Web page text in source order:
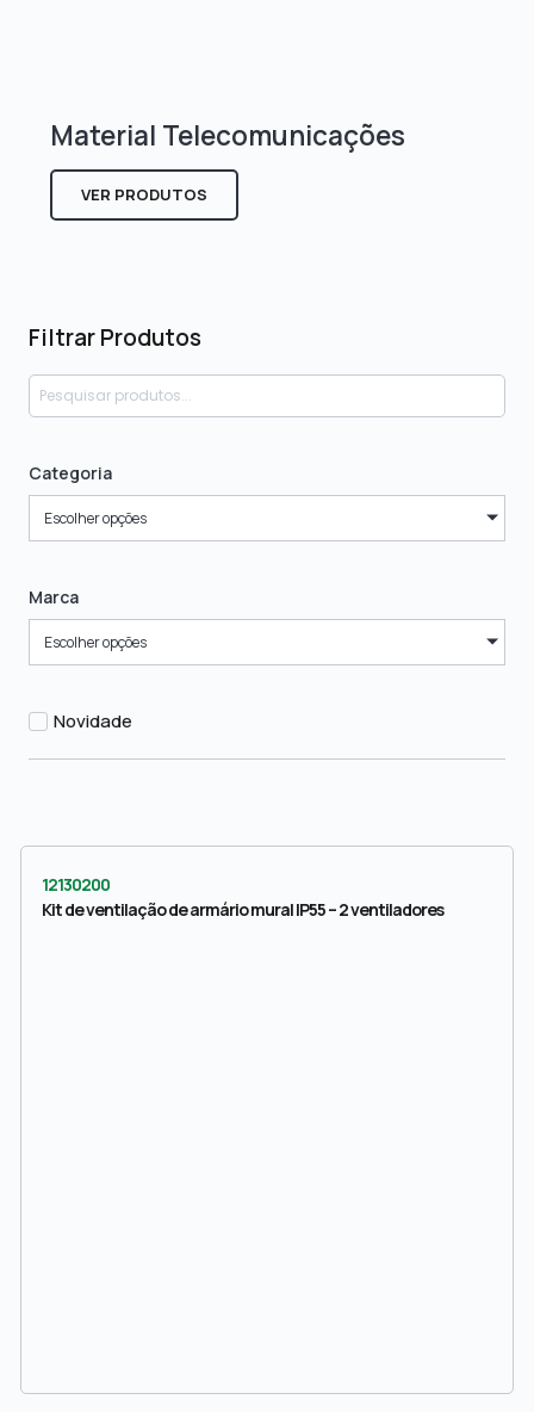
Filtrar Produtos
Categoria
Escolher opções
Marca
Escolher opções
Novidade
Material Telecomunicações
VER PRODUTOS
12130200
Kit de ventilação de armário mural IP55 – 2 ventiladores